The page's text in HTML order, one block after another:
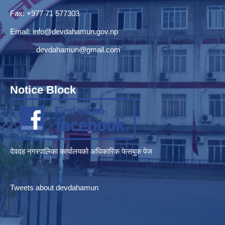
Fax: +977 71 577303
Email: info@devdahamun.gov.np
devdahamun@gmail.com
Notice Block
देवदह नगरपालिका कार्यालयको अधिकारिक फेसबुक पेज
Tweets about devdahamun